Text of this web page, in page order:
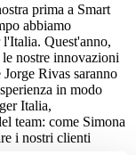
prima a Smart
abbiamo
Quest'anno,
nostre innovazioni
Rivas saranno
in modo
Italia,
team: come Simona
i nostri clienti